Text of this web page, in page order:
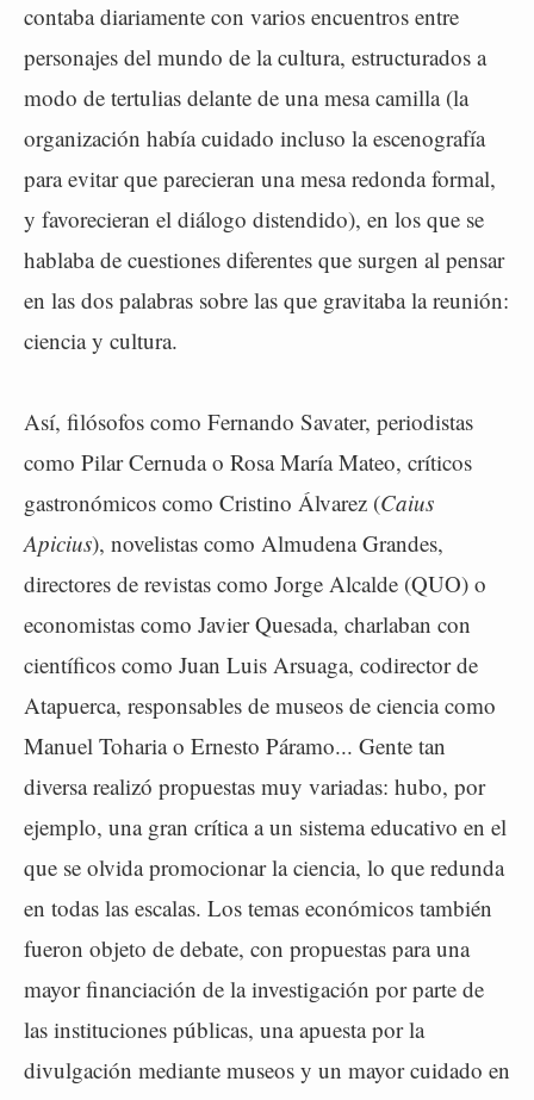
contaba diariamente con varios encuentros entre
personajes del mundo de la cultura, estructurados a
modo de tertulias delante de una mesa camilla (la
organización había cuidado incluso la escenografía
para evitar que parecieran una mesa redonda formal,
y favorecieran el diálogo distendido), en los que se
hablaba de cuestiones diferentes que surgen al pensar
en las dos palabras sobre las que gravitaba la reunión:
ciencia y cultura.
Así, filósofos como Fernando Savater, periodistas
como Pilar Cernuda o Rosa María Mateo, críticos
gastronómicos como Cristino Álvarez (Caius
Apicius), novelistas como Almudena Grandes,
directores de revistas como Jorge Alcalde (QUO) o
economistas como Javier Quesada, charlaban con
científicos como Juan Luis Arsuaga, codirector de
Atapuerca, responsables de museos de ciencia como
Manuel Toharia o Ernesto Páramo... Gente tan
diversa realizó propuestas muy variadas: hubo, por
ejemplo, una gran crítica a un sistema educativo en el
que se olvida promocionar la ciencia, lo que redunda
en todas las escalas. Los temas económicos también
fueron objeto de debate, con propuestas para una
mayor financiación de la investigación por parte de
las instituciones públicas, una apuesta por la
divulgación mediante museos y un mayor cuidado en